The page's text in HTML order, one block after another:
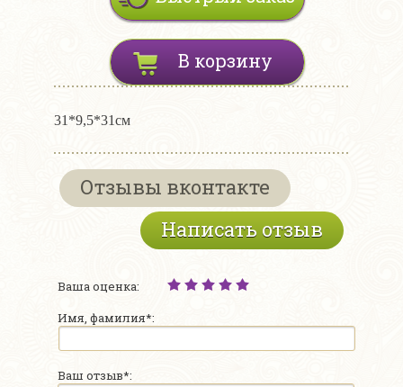
В корзину
31*9,5*31см
Отзывы вконтакте
Написать отзыв
Ваша оценка:
Имя, фамилия*:
Ваш отзыв*: